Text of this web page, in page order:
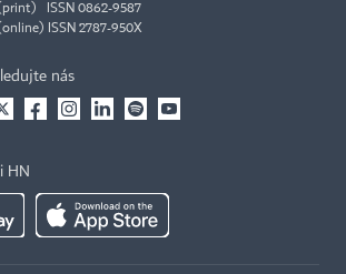
ISSN 0862-9587
ISSN 2787-950X
nás
HN